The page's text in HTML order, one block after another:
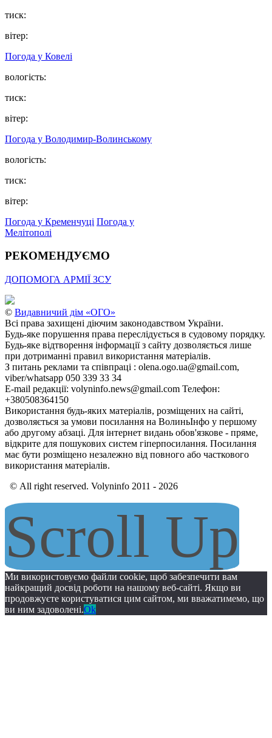
тиск:
вітер:
Погода у Ковелі
вологість:
тиск:
вітер:
Погода у Володимир-Волинському
вологість:
тиск:
вітер:
Погода у Кременчуці Погода у
Мелітополі
РЕКОМЕНДУЄМО
ДОПОМОГА АРМІЇ ЗСУ
© Видавничий дім «ОГО»
Всі права захищені діючим законодавством України.
Будь-яке порушення права переслідується в судовому порядку.
Будь-яке відтворення інформації з сайту дозволяється лише
при дотриманні правил використання матеріалів.
З питань реклами та співпраці : olena.ogo.ua@gmail.com,
viber/whatsapp 050 339 33 34
E-mail редакції: volyninfo.news@gmail.com Телефон:
+380508364150
Використання будь-яких матеріалів, розміщених на сайті,
дозволяється за умови посилання на ВолиньІнфо у першому
або другому абзаці. Для інтернет видань обов'язкове - пряме,
відкрите для пошукових систем гіперпосилання. Посилання
має бути розміщено незалежно від повного або часткового
використання матеріалів.
© All right reserved. Volyninfo 2011 - 2026
Scroll Up
Ми використовуємо файли cookie, щоб забезпечити вам
найкращий досвід роботи на нашому веб-сайті. Якщо ви
продовжуєте користуватися цим сайтом, ми вважатимемо, що
ви ним задоволені.Ok